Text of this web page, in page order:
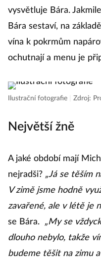
vysvětluje Bára.
Bára sestaví, na
vína k pokrmům
ochutnají a menu je
Ilustrační fotografie Zdroj:
Největší žně
A jaké období mají
nejradši? „Já se těším
V zimě jsme hodně
zavařené, ale v létě je
se Bára.
„My se
dlouho nebylo, takže
budeme těšit na zimu